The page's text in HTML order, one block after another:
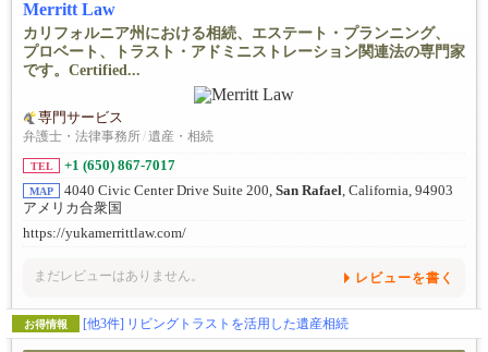
Merritt Law
カリフォルニア州における相続、エステート・プランニング、
プロベート、トラスト・アドミニストレーション関連法の専門家
です。Certified...
専門サービス
弁護士・法律事務所/遺産・相続
TEL +1 (650) 867-7017
MAP 4040 Civic Center Drive Suite 200, San Rafael, California, 94903
アメリカ合衆国
https://yukamerrittlaw.com/
まだレビューはありません。 レビューを書く
お得情報 [他3件] リビングトラストを活用した遺産相続